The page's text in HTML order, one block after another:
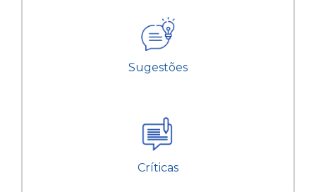
Sugestões
Críticas